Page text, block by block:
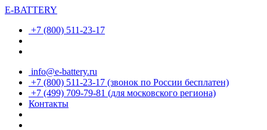
E-BATTERY
+7 (800) 511-23-17
info@e-battery.ru
+7 (800) 511-23-17 (звонок по России бесплатен)
+7 (499) 709-79-81 (для московского региона)
Контакты